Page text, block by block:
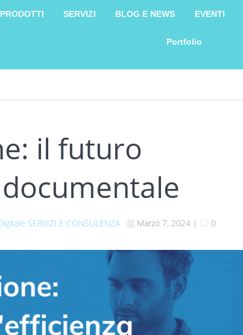
PRODOTTI SERVIZI BLOG E NEWS EVENTI
Portfolio
il futuro
SERVIZI E CONSULENZA Marzo 7, 2024 | 0